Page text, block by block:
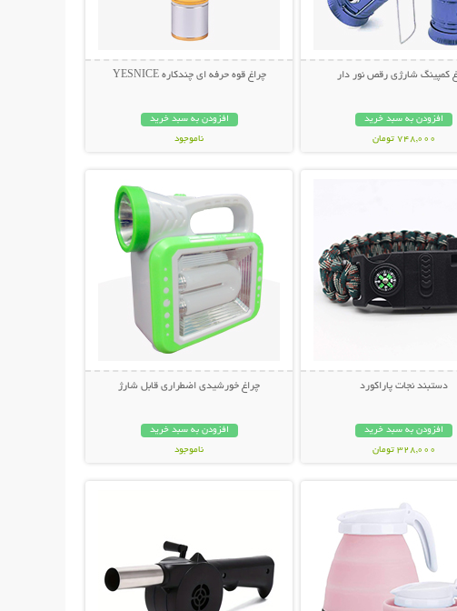
کمپینگ شارژی رقص نور دار
افزودن به سبد خرید
748,000 تومان
چراغ قوه حرفه ای چندکاره YESNICE
افزودن به سبد خرید
ناموجود
دستبند نجات پاراکورد
افزودن به سبد خرید
328,000 تومان
چراغ خورشیدی اضطراری قابل شارژ
افزودن به سبد خرید
ناموجود